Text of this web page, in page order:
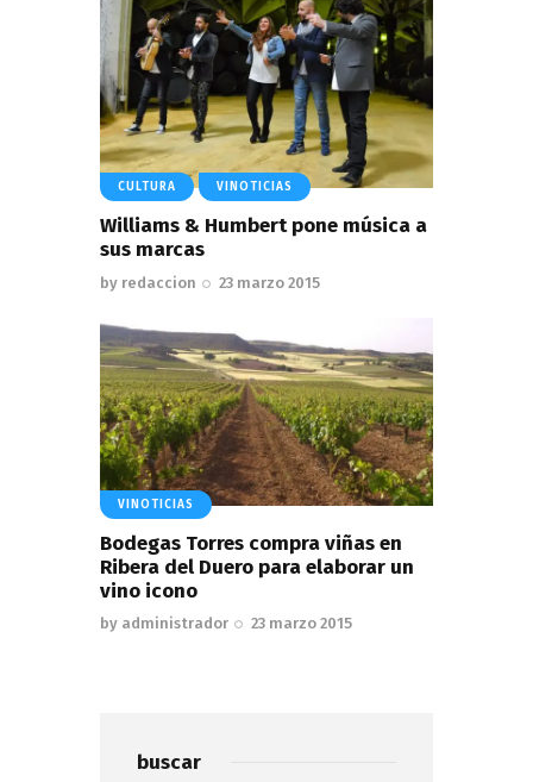
CULTURA VINOTICIAS
Williams & Humbert pone música a
sus marcas
by redaccion 23 marzo 2015
VINOTICIAS
Bodegas Torres compra viñas en
Ribera del Duero para elaborar un
vino icono
by administrador 23 marzo 2015
buscar